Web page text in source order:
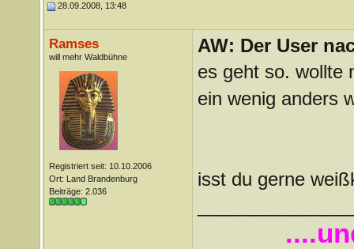
28.09.2008, 13:48
Ramses
will mehr Waldbühne
Registriert seit: 10.10.2006
Ort: Land Brandenburg
Beiträge: 2.036
AW: Der User
es geht so. wollte
ein wenig anders
isst du gerne